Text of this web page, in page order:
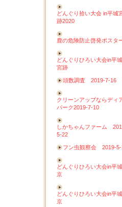
どんぐり拾い大会 in平城
跡2020
鹿の危険防止啓発ポスタ
どんぐりひろい大会in平城
宮跡
頭数調査 2019-7-16
クリーンアップならディ
パーク2019-7-10
しかちゃんファーム
5-22
フン虫観察会 2019-5-
どんぐりひろい大会in平城
京
どんぐりひろい大会in平城
京